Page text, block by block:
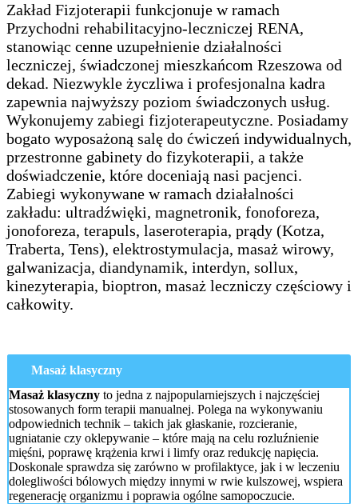
Zakład Fizjoterapii funkcjonuje w ramach
Przychodni rehabilitacyjno-leczniczej RENA,
stanowiąc cenne uzupełnienie działalności
leczniczej, świadczonej mieszkańcom Rzeszowa od
dekad. Niezwykle życzliwa i profesjonalna kadra
zapewnia najwyższy poziom świadczonych usług.
Wykonujemy zabiegi fizjoterapeutyczne. Posiadamy
bogato wyposażoną salę do ćwiczeń indywidualnych,
przestronne gabinety do fizykoterapii, a także
doświadczenie, które doceniają nasi pacjenci.
Zabiegi wykonywane w ramach działalności
zakładu: ultradźwięki, magnetronik, fonoforeza,
jonoforeza, terapuls, laseroterapia, prądy (Kotza,
Traberta, Tens), elektrostymulacja, masaż wirowy,
galwanizacja, diandynamik, interdyn, sollux,
kinezyterapia, bioptron, masaż leczniczy częściowy i
całkowity.
Masaż klasyczny
Masaż klasyczny to jedna z najpopularniejszych i najczęściej
stosowanych form terapii manualnej. Polega na wykonywaniu
odpowiednich technik – takich jak głaskanie, rozcieranie,
ugniatanie czy oklepywanie – które mają na celu rozluźnienie
mięśni, poprawę krążenia krwi i limfy oraz redukcję napięcia.
Doskonale sprawdza się zarówno w profilaktyce, jak i w leczeniu
dolegliwości bólowych między innymi w rwie kulszowej, wspiera
regenerację organizmu i poprawia ogólne samopoczucie.